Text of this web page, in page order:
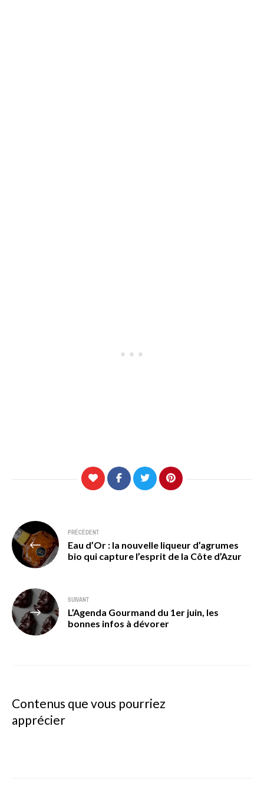
Navigation
de
l’article
PRÉCÉDENT
Eau d’Or : la nouvelle liqueur d’agrumes
bio qui capture l’esprit de la Côte d’Azur
SUIVANT
L’Agenda Gourmand du 1er juin, les
bonnes infos à dévorer
Contenus que vous pourriez
apprécier